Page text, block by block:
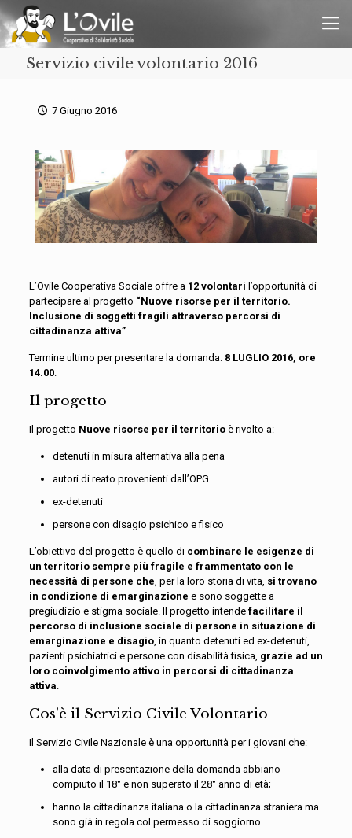
Servizio civile volontario 2016
7 Giugno 2016
L’Ovile Cooperativa Sociale offre a 12 volontari l’opportunità di
partecipare al progetto “Nuove risorse per il territorio.
Inclusione di soggetti fragili attraverso percorsi di
cittadinanza attiva”
Termine ultimo per presentare la domanda: 8 LUGLIO 2016, ore
14.00.
Il progetto
Il progetto Nuove risorse per il territorio è rivolto a:
detenuti in misura alternativa alla pena
autori di reato provenienti dall’OPG
ex-detenuti
persone con disagio psichico e fisico
L’obiettivo del progetto è quello di combinare le esigenze di
un territorio sempre più fragile e frammentato con le
necessità di persone che, per la loro storia di vita, si trovano
in condizione di emarginazione e sono soggette a
pregiudizio e stigma sociale. Il progetto intende facilitare il
percorso di inclusione sociale di persone in situazione di
emarginazione e disagio, in quanto detenuti ed ex-detenuti,
pazienti psichiatrici e persone con disabilità fisica, grazie ad un
loro coinvolgimento attivo in percorsi di cittadinanza
attiva.
Cos’è il Servizio Civile Volontario
Il Servizio Civile Nazionale è una opportunità per i giovani che:
alla data di presentazione della domanda abbiano
compiuto il 18° e non superato il 28° anno di età;
hanno la cittadinanza italiana o la cittadinanza straniera ma
sono già in regola col permesso di soggiorno.